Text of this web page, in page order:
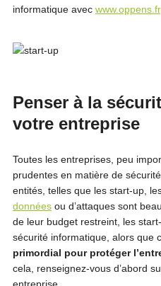
informatique avec www.oppens.fr.
Penser à la
votre entreprise
Toutes les entreprises, peu
prudentes en matière de
entités, telles que les start-up,
donnéesou d’attaques sont
de leur budget restreint, les
sécurité informatique, alors que
primordial pour protéger
cela, renseignez-vous d’abord